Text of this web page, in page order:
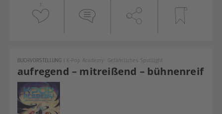
1
aufregend – mitreißend – bühnenreif
BUCHVORSTELLUNG | K-Pop Academy: Gefährliches Spotlight